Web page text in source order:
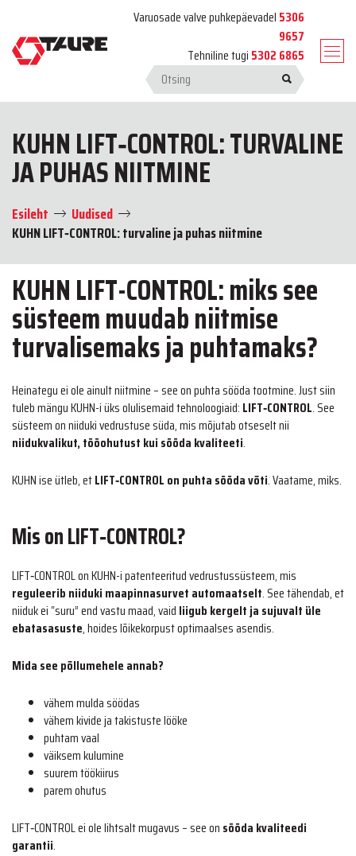
Varuosade valve puhkepäevadel 5306
9657
Tehniline tugi 5302 6865
KUHN LIFT‑CONTROL: TURVALINE
JA PUHAS NIITMINE
Esileht
Uudised
KUHN LIFT‑CONTROL: turvaline ja puhas niitmine
KUHN LIFT-CONTROL: miks see
süsteem muudab niitmise
turvalisemaks ja puhtamaks?
Heinategu ei ole ainult niitmine – see on puhta sööda tootmine. Just siin
tuleb mängu KUHN-i üks olulisemaid tehnoloogiaid: LIFT‑CONTROL. See
süsteem on niiduki vedrustuse süda, mis mõjutab otseselt nii
niidukvalikut, tööohutust kui sööda kvaliteeti.
KUHN ise ütleb, etLIFT‑CONTROL on puhta sööda võti. Vaatame, miks.
Mis on LIFT‑CONTROL?
LIFT‑CONTROL on KUHN-i patenteeritud vedrustussüsteem, mis
reguleerib niiduki maapinnasurvet automaatselt. See tähendab, et
niiduk ei “suru” end vastu maad, vaid liigub kergelt ja sujuvalt üle
ebatasasuste, hoides lõikekorpust optimaalses asendis.
Mida see põllumehele annab?
vähem mulda söödas
vähem kivide ja takistuste lööke
puhtam vaal
väiksem kulumine
suurem töökiirus
parem ohutus
LIFT‑CONTROL ei ole lihtsalt mugavus – see on sööda kvaliteedi
garantii.